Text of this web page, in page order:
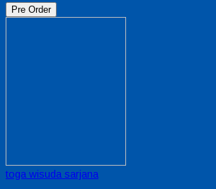
Pre Order
toga wisuda sarjana